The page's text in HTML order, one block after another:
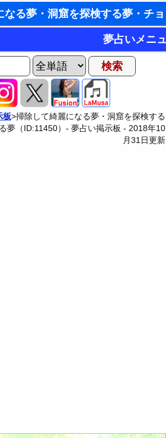
東洋・西洋
ホラリー占
手相占いで
タロットカード
命名の姓
夢占いメニ
ール
板>掃除して綺麗になる夢・洞窟を探検する
夢（ID:11450）- 夢占い掲示板 - 2018年10
月31日更新